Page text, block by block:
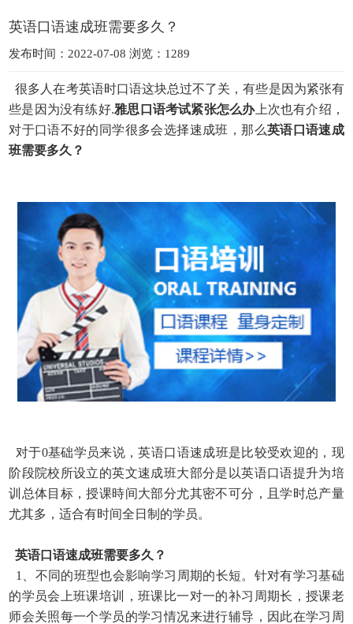
英语口语速成班需要多久？
发布时间：2022-07-08 浏览：1289
很多人在考英语时口语这块总过不了关，有些是因为紧张有
些是因为没有练好.雅思口语考试紧张怎么办上次也有介绍，
对于口语不好的同学很多会选择速成班，那么英语口语速成
班需要多久？
对于0基础学员来说，英语口语速成班是比较受欢迎的，现
阶段院校所设立的英文速成班大部分是以英语口语提升为培
训总体目标，授课時间大部分尤其密不可分，且学时总产量
尤其多，适合有时间全日制的学员。
英语口语速成班需要多久？
1、不同的班型也会影响学习周期的长短。针对有学习基础
的学员会上班课培训，班课比一对一的补习周期长，授课老
师会关照每一个学员的学习情况来进行辅导，因此在学习周